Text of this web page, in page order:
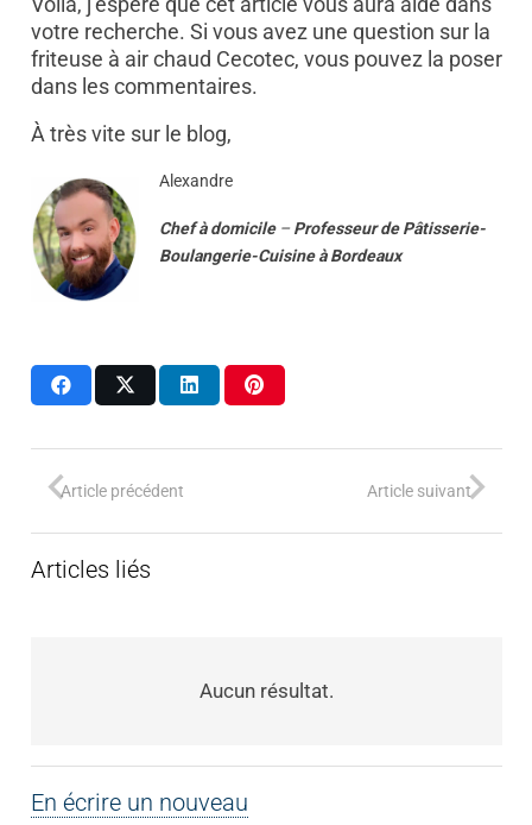
votre recherche. Si vous avez une question sur la
friteuse à air chaud Cecotec, vous pouvez la poser
dans les commentaires.
À très vite sur le blog,
Alexandre
Chef à domicile–Professeur de Pâtisserie-
Boulangerie-Cuisine à Bordeaux
Article précédent Article suivant
Articles liés
Aucun résultat.
En écrire un nouveau